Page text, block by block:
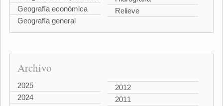
Geografía económica
Geografía general
Relieve
Archivo
2025
2024
2012
2011